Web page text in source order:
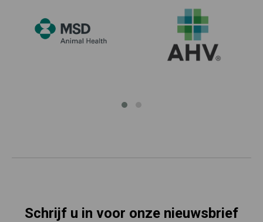
Schrijf u in voor onze nieuwsbrief